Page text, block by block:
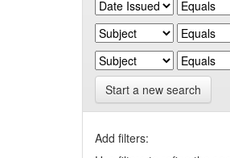
Start a new search
Add filters: